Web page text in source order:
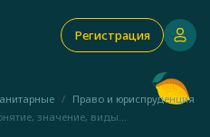
Регистрация
Право и юриспруденция
значение, виды...